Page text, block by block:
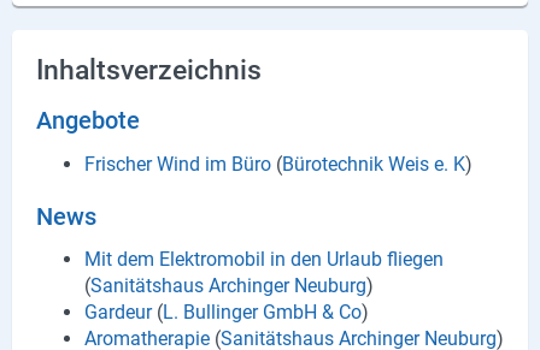
Inhaltsverzeichnis
Angebote
Frischer Wind im Büro (Bürotechnik Weis e. K)
News
Mit dem Elektromobil in den Urlaub fliegen
(Sanitätshaus Archinger Neuburg)
Gardeur (L. Bullinger GmbH & Co)
Aromatherapie (Sanitätshaus Archinger Neuburg)
Instagram
YouTube